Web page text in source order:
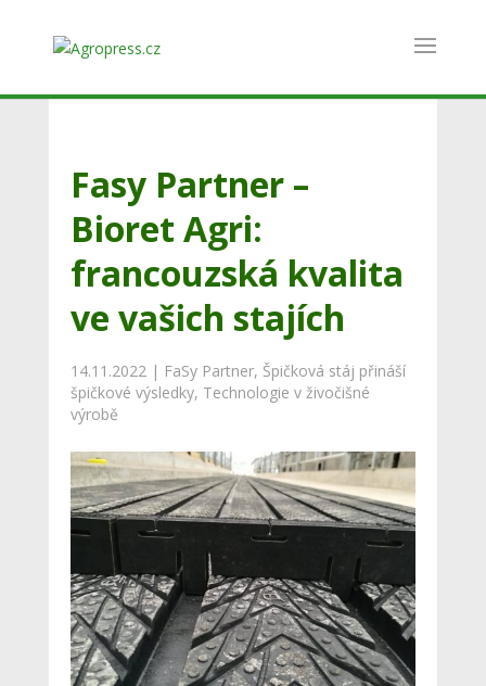
Fasy Partner –
Bioret Agri:
francouzská kvalita
ve vašich stajích
14.11.2022 | FaSy Partner, Špičková stáj přináší
špičkové výsledky, Technologie v živočišné
výrobě